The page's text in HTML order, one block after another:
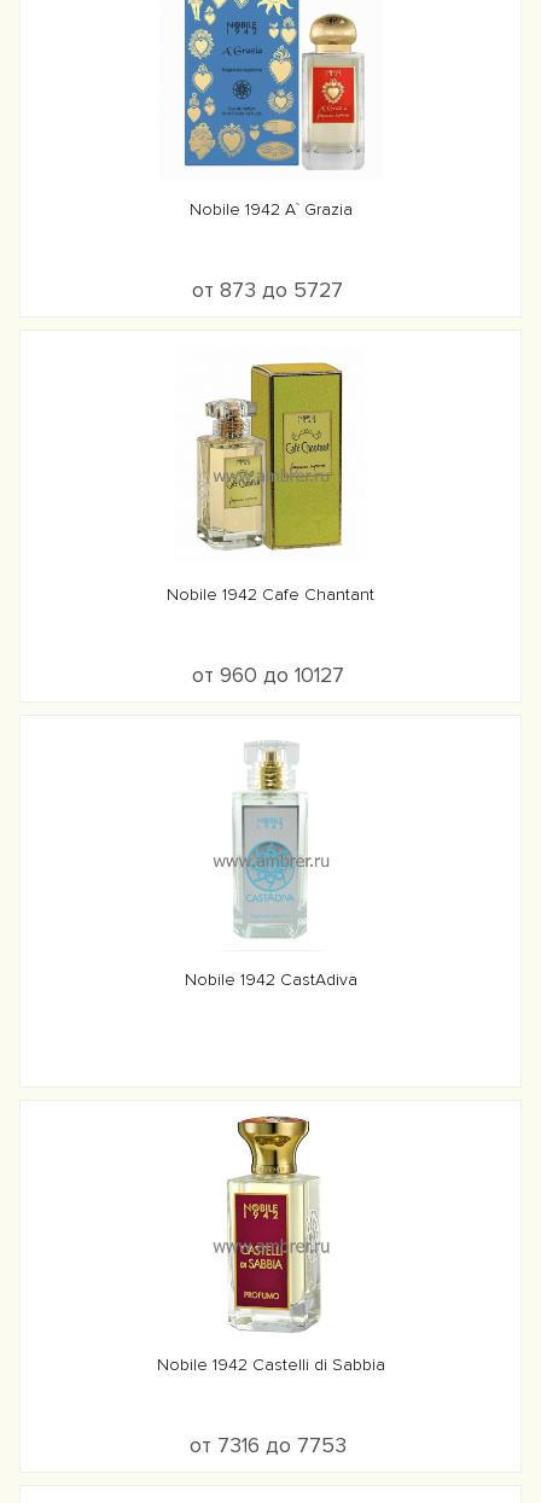
Nobile 1942 A` Grazia
от 873 до 5727
Nobile 1942 Cafe Chantant
от 960 до 10127
Nobile 1942 CastAdiva
Nobile 1942 Castelli di Sabbia
от 7316 до 7753